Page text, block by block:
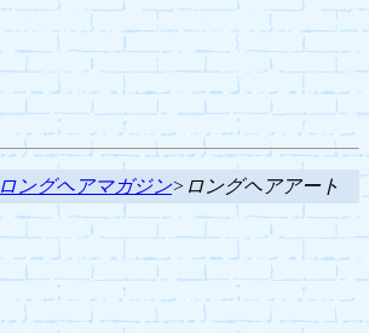
ロングヘアマガジン>ロングヘアアート